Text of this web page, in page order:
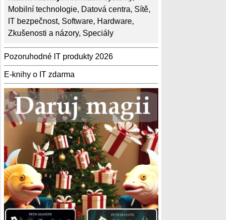
Mobilní technologie, Datová centra, Sítě,
IT bezpečnost, Software, Hardware,
Zkušenosti a názory, Speciály
Pozoruhodné IT produkty 2026
E-knihy o IT zdarma